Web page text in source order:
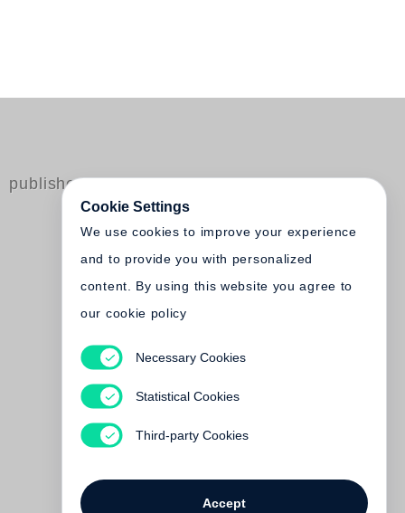
published by Steidl
Richard Middleton
(Steidl Nocturnes)
€ 18.00
Cookie Settings
We use cookies to improve your experience
and to provide you with personalized
content. By using this website you agree to
our cookie policy
Necessary Cookies
Statistical Cookies
Third-party Cookies
Accept